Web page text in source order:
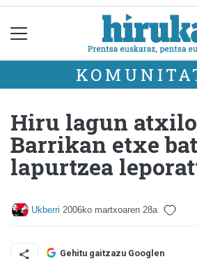
Hiru lagun
Barrikan etxe
lapurtzea
Ukberri 2006ko martxoaren 28a
Gehitu gaitzazu Googlen